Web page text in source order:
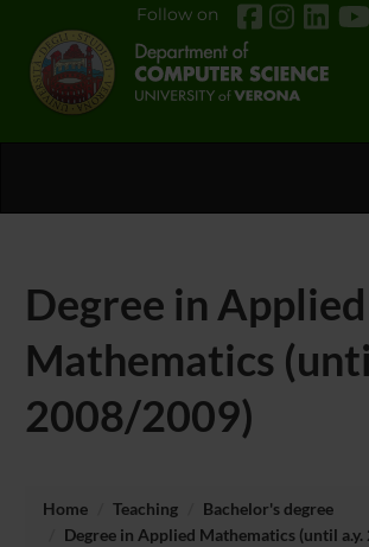
Follow on
Degree in Applied
Mathematics
2008/2009)
Home Teaching
Bachelor's degree
Degree in Applied Mathematics (until